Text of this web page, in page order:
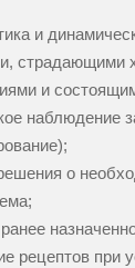
и
страдающими
и
наблюдение
о
рецептов при